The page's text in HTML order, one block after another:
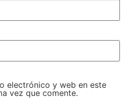
electrónico y web en este
vez que comente.